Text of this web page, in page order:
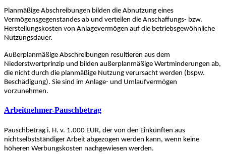
Planmäßige Abschreibungen bilden die Abnutzung eines
Vermögensgegenstandes ab und verteilen die Anschaffungs- bzw.
Herstellungskosten von Anlagevermögen auf die betriebsgewöhnliche
Nutzungsdauer.
Außerplanmäßige Abschreibungen resultieren aus dem
Niederstwertprinzip und bilden außerplanmäßige Wertminderungen ab,
die nicht durch die planmäßige Nutzung verursacht werden (bspw.
Beschädigung). Sie sind im Anlage- und Umlaufvermögen
vorzunehmen.
Arbeitnehmer-Pauschbetrag
Pauschbetrag i. H. v. 1.000 EUR, der von den Einkünften aus
nichtselbstständiger Arbeit abgezogen werden kann, wenn keine
höheren Werbungskosten nachgewiesen werden.